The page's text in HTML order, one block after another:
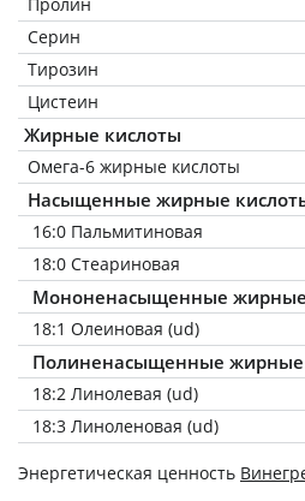
Серин
Тирозин
Цистеин
Жирные кислоты
Омега-6 жирные кислоты
Насыщенные жирные
16:0 Пальмитиновая
18:0 Стеариновая
Мононенасыщенные
18:1 Олеиновая (ud)
Полиненасыщенные жирные
18:2 Линолевая (ud)
18:3 Линоленовая (ud)
Энергетическая ценность